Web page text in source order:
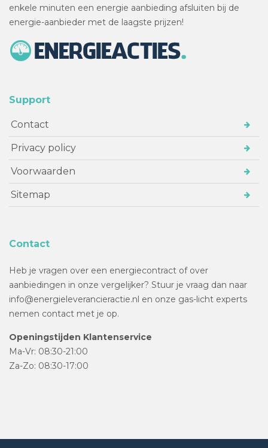
enkele minuten een energie aanbieding afsluiten bij de
energie-aanbieder met de laagste prijzen!
Support
Contact
Privacy policy
Voorwaarden
Sitemap
Contact
Heb je vragen over een energiecontract of over
aanbiedingen in onze vergelijker? Stuur je vraag dan naar
info@energieleverancieractie.nl en onze gas-licht experts
nemen contact met je op.
Openingstijden Klantenservice
Ma-Vr: 08:30-21:00
Za-Zo: 08:30-17:00